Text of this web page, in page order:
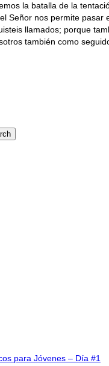
la batalla de la
Señor nos permite
llamados; porque
también como
para Jóvenes – Día #1